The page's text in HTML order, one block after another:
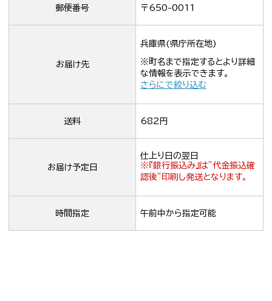
郵便番号 〒650-0011
お届け先
兵庫県(県庁所在地)
※町名まで指定するとより詳細
な情報を表示できます。
さらにで絞り込む
送料 682円
お届け予定日
仕上り日の翌日
※『銀行振込み』は”代金振込確
認後”印刷し発送となります。
時間指定 午前中から指定可能